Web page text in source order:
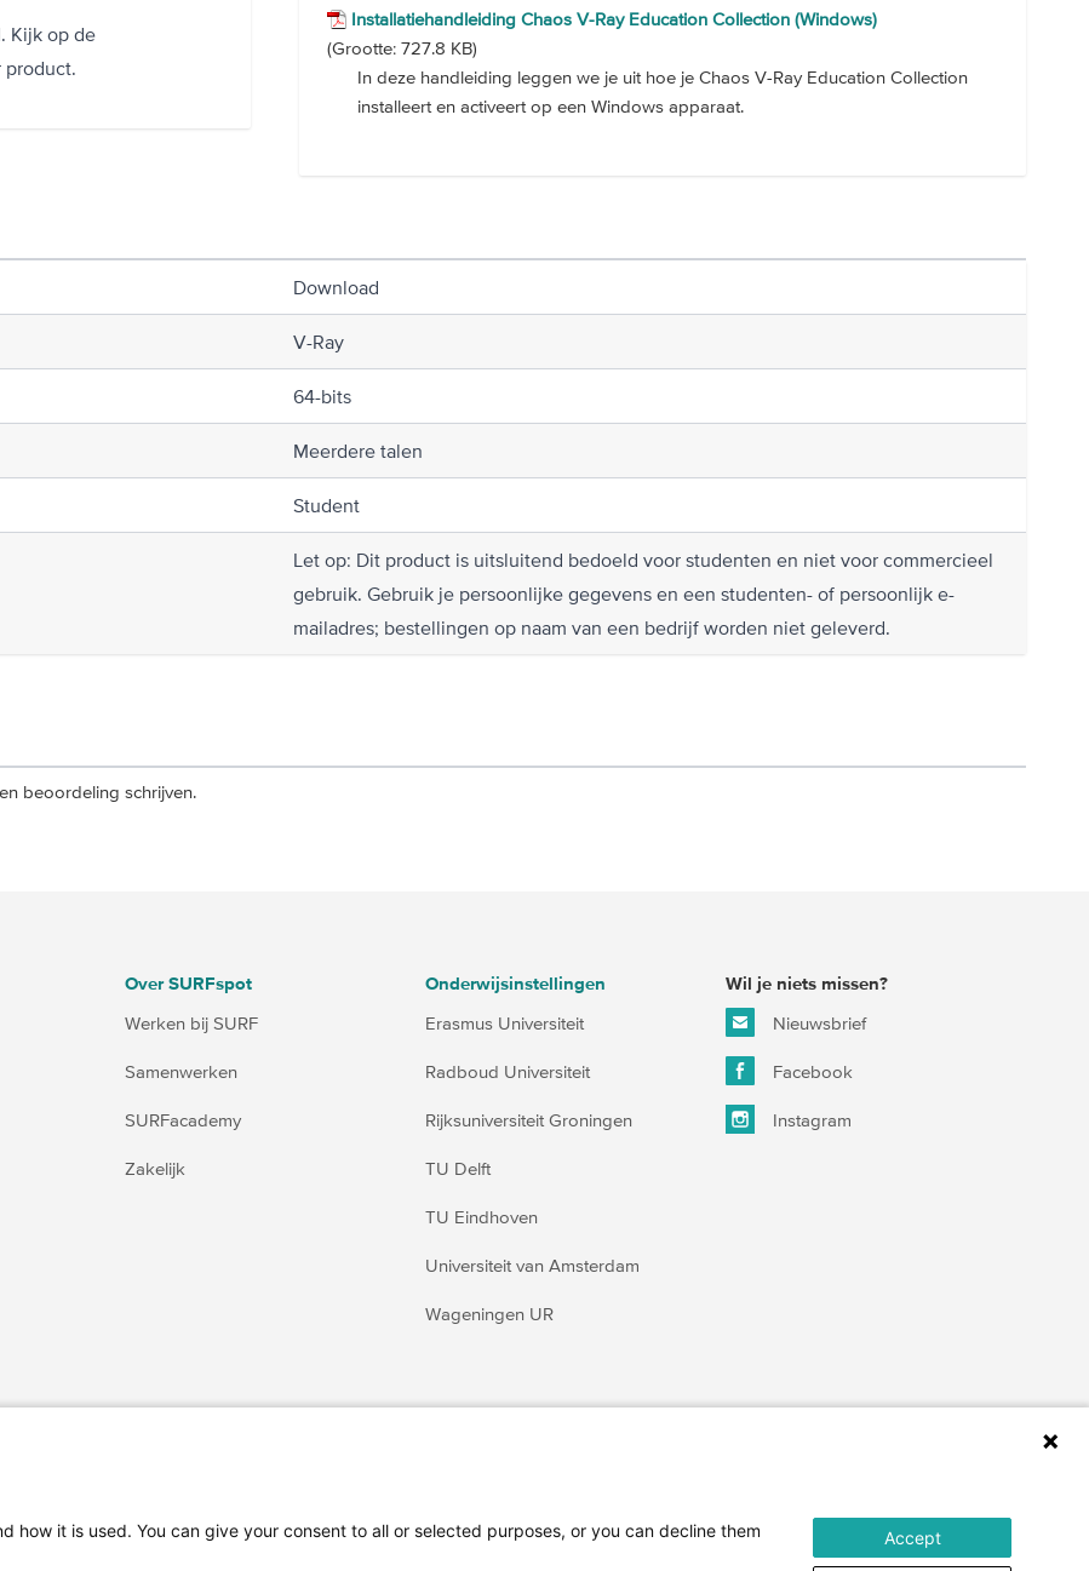
Download
V-Ray
64-bits
Meerdere talen
Student
Let op: Dit product is uitsluitend bedoeld voor studenten en niet voor commercieel
gebruik. Gebruik je persoonlijke gegevens en een studenten- of persoonlijk e-
mailadres; bestellingen op naam van een bedrijf worden niet geleverd.
Kijk op de
Installatiehandleiding Chaos V-Ray Education Collection (Windows)
(Grootte: 727.8 KB)
In deze handleiding leggen we je uit hoe je Chaos V-Ray Education Collection
installeert en activeert op een Windows apparaat.
beoordeling schrijven.
Over SURFspot
Werken bij SURF
Samenwerken
SURFacademy
Zakelijk
Onderwijsinstellingen
Erasmus Universiteit
Radboud Universiteit
Rijksuniversiteit Groningen
TU Delft
TU Eindhoven
Universiteit van Amsterdam
Wageningen UR
Wil je niets missen?
Nieuwsbrief
Facebook
Instagram
it is used. You can give your consent to all or selected purposes, or you can decline them
Accept